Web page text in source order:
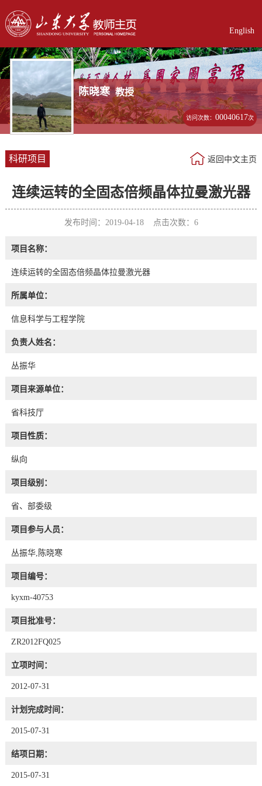
English
陈晓寒 教授
访问次数：00040617次
科研项目 返回中文主页
连续运转的全固态倍频晶体拉曼激光器
发布时间：2019-04-18 点击次数： 6
项目名称：
连续运转的全固态倍频晶体拉曼激光器
所属单位：
信息科学与工程学院
负责人姓名：
丛振华
项目来源单位：
省科技厅
项目性质：
纵向
项目级别：
省、部委级
项目参与人员：
丛振华,陈晓寒
项目编号：
kyxm-40753
项目批准号：
ZR2012FQ025
立项时间：
2012-07-31
计划完成时间：
2015-07-31
结项日期：
2015-07-31